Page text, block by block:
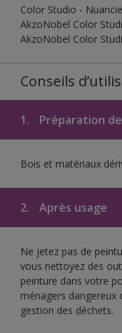
Color Studio -
AkzoNobel Color
AkzoNobel Color
Conseils
1. Préparation
Bois et matériaux
2. Après usage
Ne jetez pas de
vous nettoyez des
peinture dans votre
ménagers dangereux
gestion des déchets.